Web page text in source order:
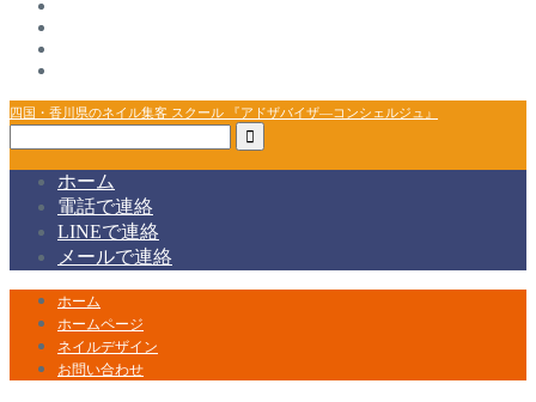
四国・香川県のネイル集客 スクール 『アドザバイザ―コンシェルジュ』
ホーム
電話で連絡
LINEで連絡
メールで連絡
ホーム
ホームページ
ネイルデザイン
お問い合わせ